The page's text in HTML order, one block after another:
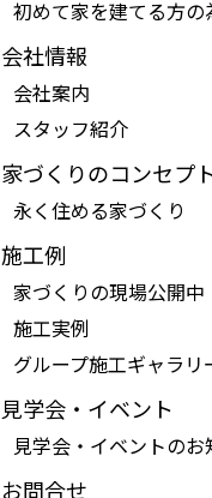
初めて家を建てる方の
会社情報
会社案内
スタッフ紹介
家づくりのコンセプ
永く住める家づくり
施工例
家づくりの現場公開中
施工実例
グループ施工ギャラリ
見学会・イベント
見学会・イベントのお
お問合せ